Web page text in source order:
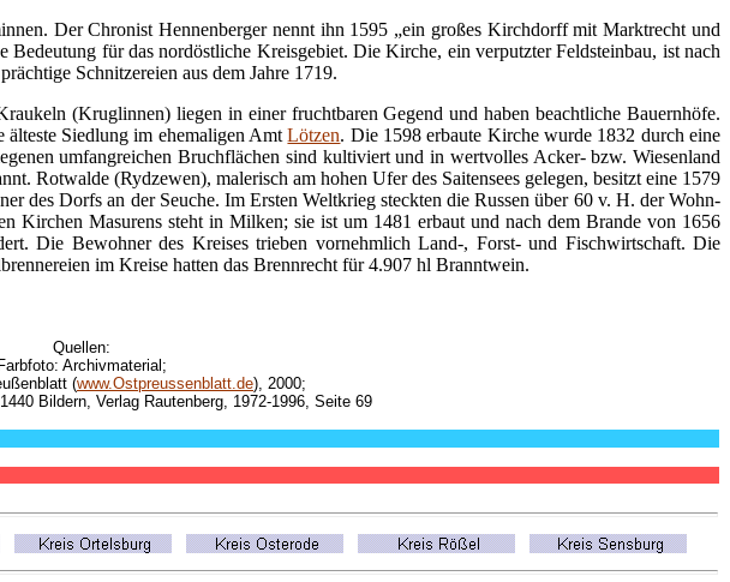
Der Chronist Hennenberger nennt ihn 1595 „ein großes Kirchdorff mit Marktrecht und
für das nordöstliche Kreisgebiet. Die Kirche, ein verputzter Feldsteinbau, ist nach
Schnitzereien aus dem Jahre 1719.
(Kruglinnen) liegen in einer fruchtbaren Gegend und haben beachtliche Bauernhöfe.
älteste Siedlung im ehemaligen AmtLötzen. Die 1598 erbaute Kirche wurde 1832 durch eine
umfangreichen Bruchflächen sind kultiviert und in wertvolles Acker- bzw. Wiesenland
Rotwalde (Rydzewen), malerisch am hohen Ufer des Saitensees gelegen, besitzt eine 1579
des Dorfs an der Seuche. Im Ersten Weltkrieg steckten die Russen über 60 v. H. der Wohn-
Kirchen Masurens steht in Milken; sie ist um 1481 erbaut und nach dem Brande von 1656
Die Bewohner des Kreises trieben vornehmlich Land-, Forst- und Fischwirtschaft. Die
im Kreise hatten das Brennrecht für 4.907 hl Branntwein.
Quellen:
Farbfoto: Archivmaterial;
(www.Ostpreussenblatt.de), 2000;
Bildern, Verlag Rautenberg, 1972-1996, Seite 69